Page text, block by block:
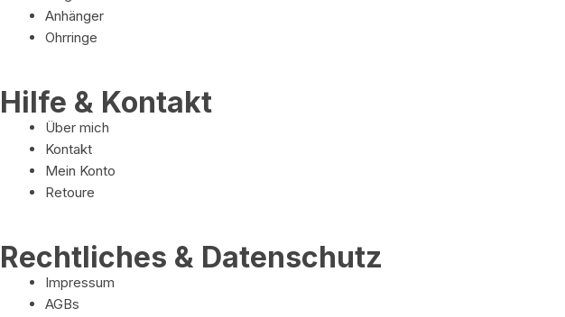
Anhänger
Ohrringe
Hilfe & Kontakt
Über mich
Kontakt
Mein Konto
Retoure
Rechtliches & Datenschutz
Impressum
AGBs